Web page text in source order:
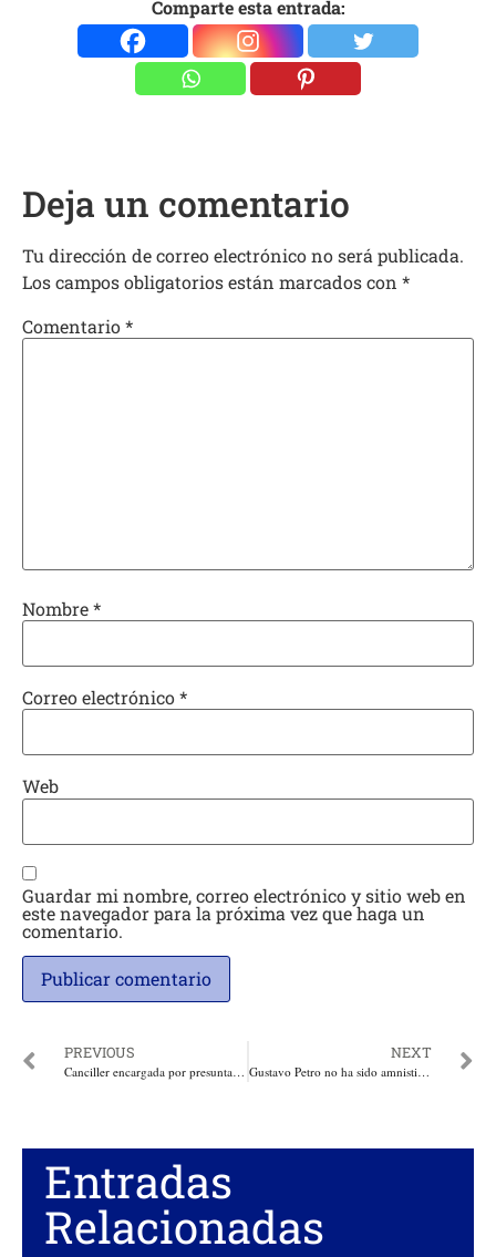
Comparte esta entrada:
Deja un comentario
Tu dirección de correo electrónico no será publicada.
Los campos obligatorios están marcados con *
Comentario*
Nombre*
Correo electrónico*
Web
Guardar mi nombre, correo electrónico y sitio web en
este navegador para la próxima vez que haga un
comentario.
PREVIOUS
Canciller encargada por presuntas irregularidades en convenio para fabricación de pasaportes, en el foco de la Procuraduría
NEXT
Gustavo Petro no ha sido amnistiado. Por: Eduardo Mackenzie
Entradas
Relacionadas